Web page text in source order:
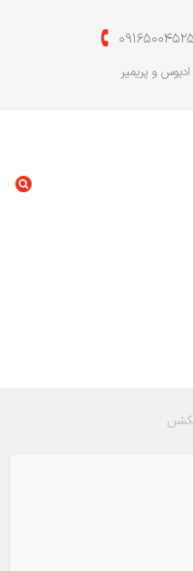
09165004525
و پریمیر